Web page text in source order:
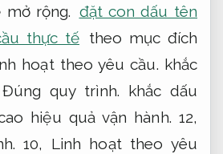
mở rộng. đặt con dấu tên
thực tế theo mục đích
hoạt theo yêu cầu. khắc
Đúng quy trình. khắc dấu
hiệu quả vận hành. 12,
10, Linh hoạt theo yêu